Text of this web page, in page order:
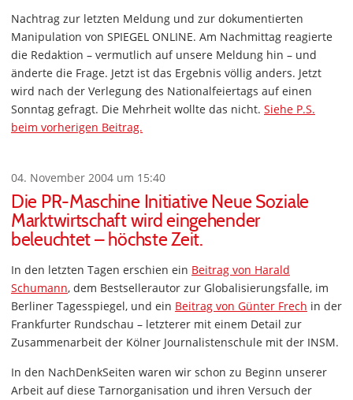
Nachtrag zur letzten Meldung und zur dokumentierten
Manipulation von SPIEGEL ONLINE. Am Nachmittag reagierte
die Redaktion – vermutlich auf unsere Meldung hin – und
änderte die Frage. Jetzt ist das Ergebnis völlig anders. Jetzt
wird nach der Verlegung des Nationalfeiertags auf einen
Sonntag gefragt. Die Mehrheit wollte das nicht. Siehe P.S.
beim vorherigen Beitrag.
04. November 2004 um 15:40
Die PR-Maschine Initiative Neue Soziale
Marktwirtschaft wird eingehender
beleuchtet – höchste Zeit.
In den letzten Tagen erschien ein Beitrag von Harald
Schumann, dem Bestsellerautor zur Globalisierungsfalle, im
Berliner Tagesspiegel, und ein Beitrag von Günter Frech in der
Frankfurter Rundschau – letzterer mit einem Detail zur
Zusammenarbeit der Kölner Journalistenschule mit der INSM.
In den NachDenkSeiten waren wir schon zu Beginn unserer
Arbeit auf diese Tarnorganisation und ihren Versuch der